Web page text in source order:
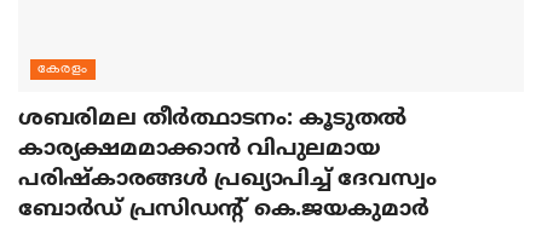
കേരളം
ശബരിമല തീര്‍ത്ഥാടനം: കൂടുതല്‍
കാര്യക്ഷമമാക്കാന്‍ വിപുലമായ
പരിഷ്‌കാരങ്ങള്‍ പ്രഖ്യാപിച്ച് ദേവസ്വം
ബോര്‍ഡ് പ്രസിഡന്റ് കെ.ജയകുമാര്‍